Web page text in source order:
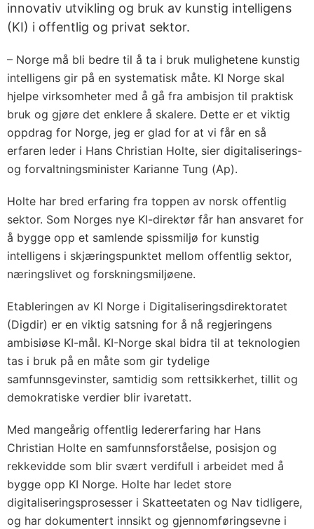
innovativ utvikling og bruk av kunstig intelligens
(KI) i offentlig og privat sektor.
– Norge må bli bedre til å ta i bruk mulighetene kunstig
intelligens gir på en systematisk måte. KI Norge skal
hjelpe virksomheter med å gå fra ambisjon til praktisk
bruk og gjøre det enklere å skalere. Dette er et viktig
oppdrag for Norge, jeg er glad for at vi får en så
erfaren leder i Hans Christian Holte, sier digitaliserings-
og forvaltningsminister Karianne Tung (Ap).
Holte har bred erfaring fra toppen av norsk offentlig
sektor. Som Norges nye KI-direktør får han ansvaret for
å bygge opp et samlende spissmiljø for kunstig
intelligens i skjæringspunktet mellom offentlig sektor,
næringslivet og forskningsmiljøene.
Etableringen av KI Norge i Digitaliseringsdirektoratet
(Digdir) er en viktig satsning for å nå regjeringens
ambisiøse KI-mål. KI-Norge skal bidra til at teknologien
tas i bruk på en måte som gir tydelige
samfunnsgevinster, samtidig som rettsikkerhet, tillit og
demokratiske verdier blir ivaretatt.
Med mangeårig offentlig ledererfaring har Hans
Christian Holte en samfunnsforståelse, posisjon og
rekkevidde som blir svært verdifull i arbeidet med å
bygge opp KI Norge. Holte har ledet store
digitaliseringsprosesser i Skatteetaten og Nav tidligere,
og har dokumentert innsikt og gjennomføringsevne i